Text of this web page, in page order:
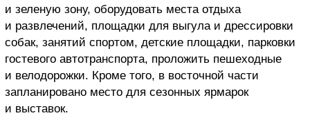
и зеленую зону, оборудовать места отдыха
и развлечений, площадки для выгула и дрессировки
собак, занятий спортом, детские площадки, парковки
гостевого автотранспорта, проложить пешеходные
и велодорожки. Кроме того, в восточной части
запланировано место для сезонных ярмарок
и выставок.